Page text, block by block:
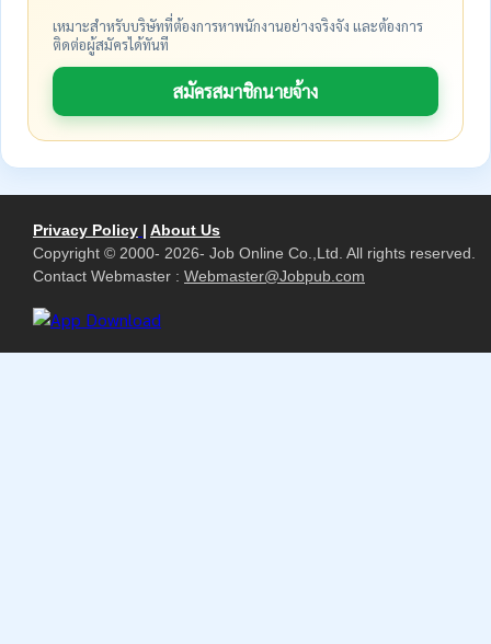
เหมาะสำหรับบริษัทที่ต้องการหาพนักงานอย่างจริงจัง และต้องการ
ติดต่อผู้สมัครได้ทันที
สมัครสมาชิกนายจ้าง
Privacy Policy | About Us
Copyright © 2000- 2026- Job Online Co.,Ltd. All rights reserved.
Contact Webmaster : Webmaster@Jobpub.com